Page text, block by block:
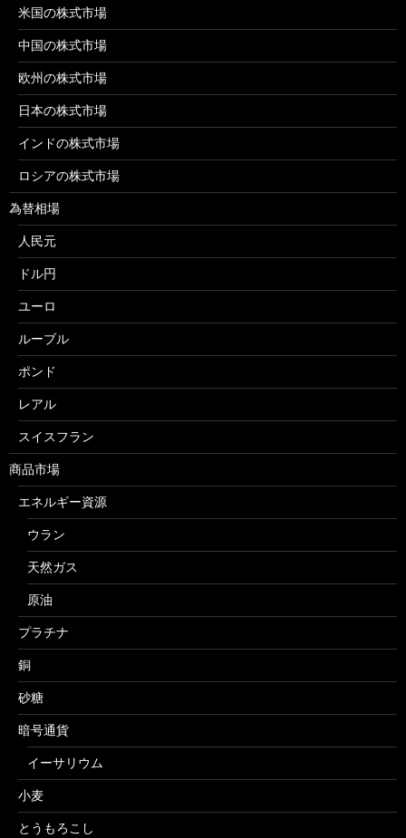
米国の株式市場
中国の株式市場
欧州の株式市場
日本の株式市場
インドの株式市場
ロシアの株式市場
為替相場
人民元
ドル円
ユーロ
ルーブル
ポンド
レアル
スイスフラン
商品市場
エネルギー資源
ウラン
天然ガス
原油
プラチナ
銅
砂糖
暗号通貨
イーサリウム
小麦
とうもろこし